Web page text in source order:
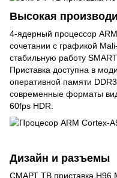
Высокая
4-ядерный процессор
сочетании с графикой
стабильную работу
Приставка доступна в
оперативной памяти
современные форматы
60fps HDR.
Дизайн и разъемы
СМАРТ ТВ приставка H96